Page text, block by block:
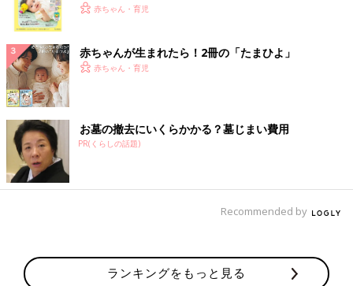
く！ おっぱい・ミルクの基本と夏のトラブル 解決テ
赤ちゃん・育児
赤ちゃんが生まれたら！2冊の「たまひよ」
赤ちゃん・育児
お墓の撤去にいくらかかる？墓じまい費用
PR(くらしの話題)
Recommended by
ランキングをもっと見る